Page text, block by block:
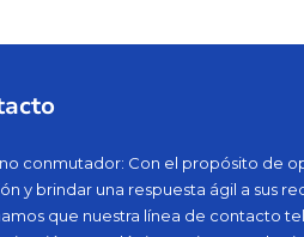
conmutador: Con el propósito de
y brindar una respuesta ágil a sus
que nuestra línea de contacto